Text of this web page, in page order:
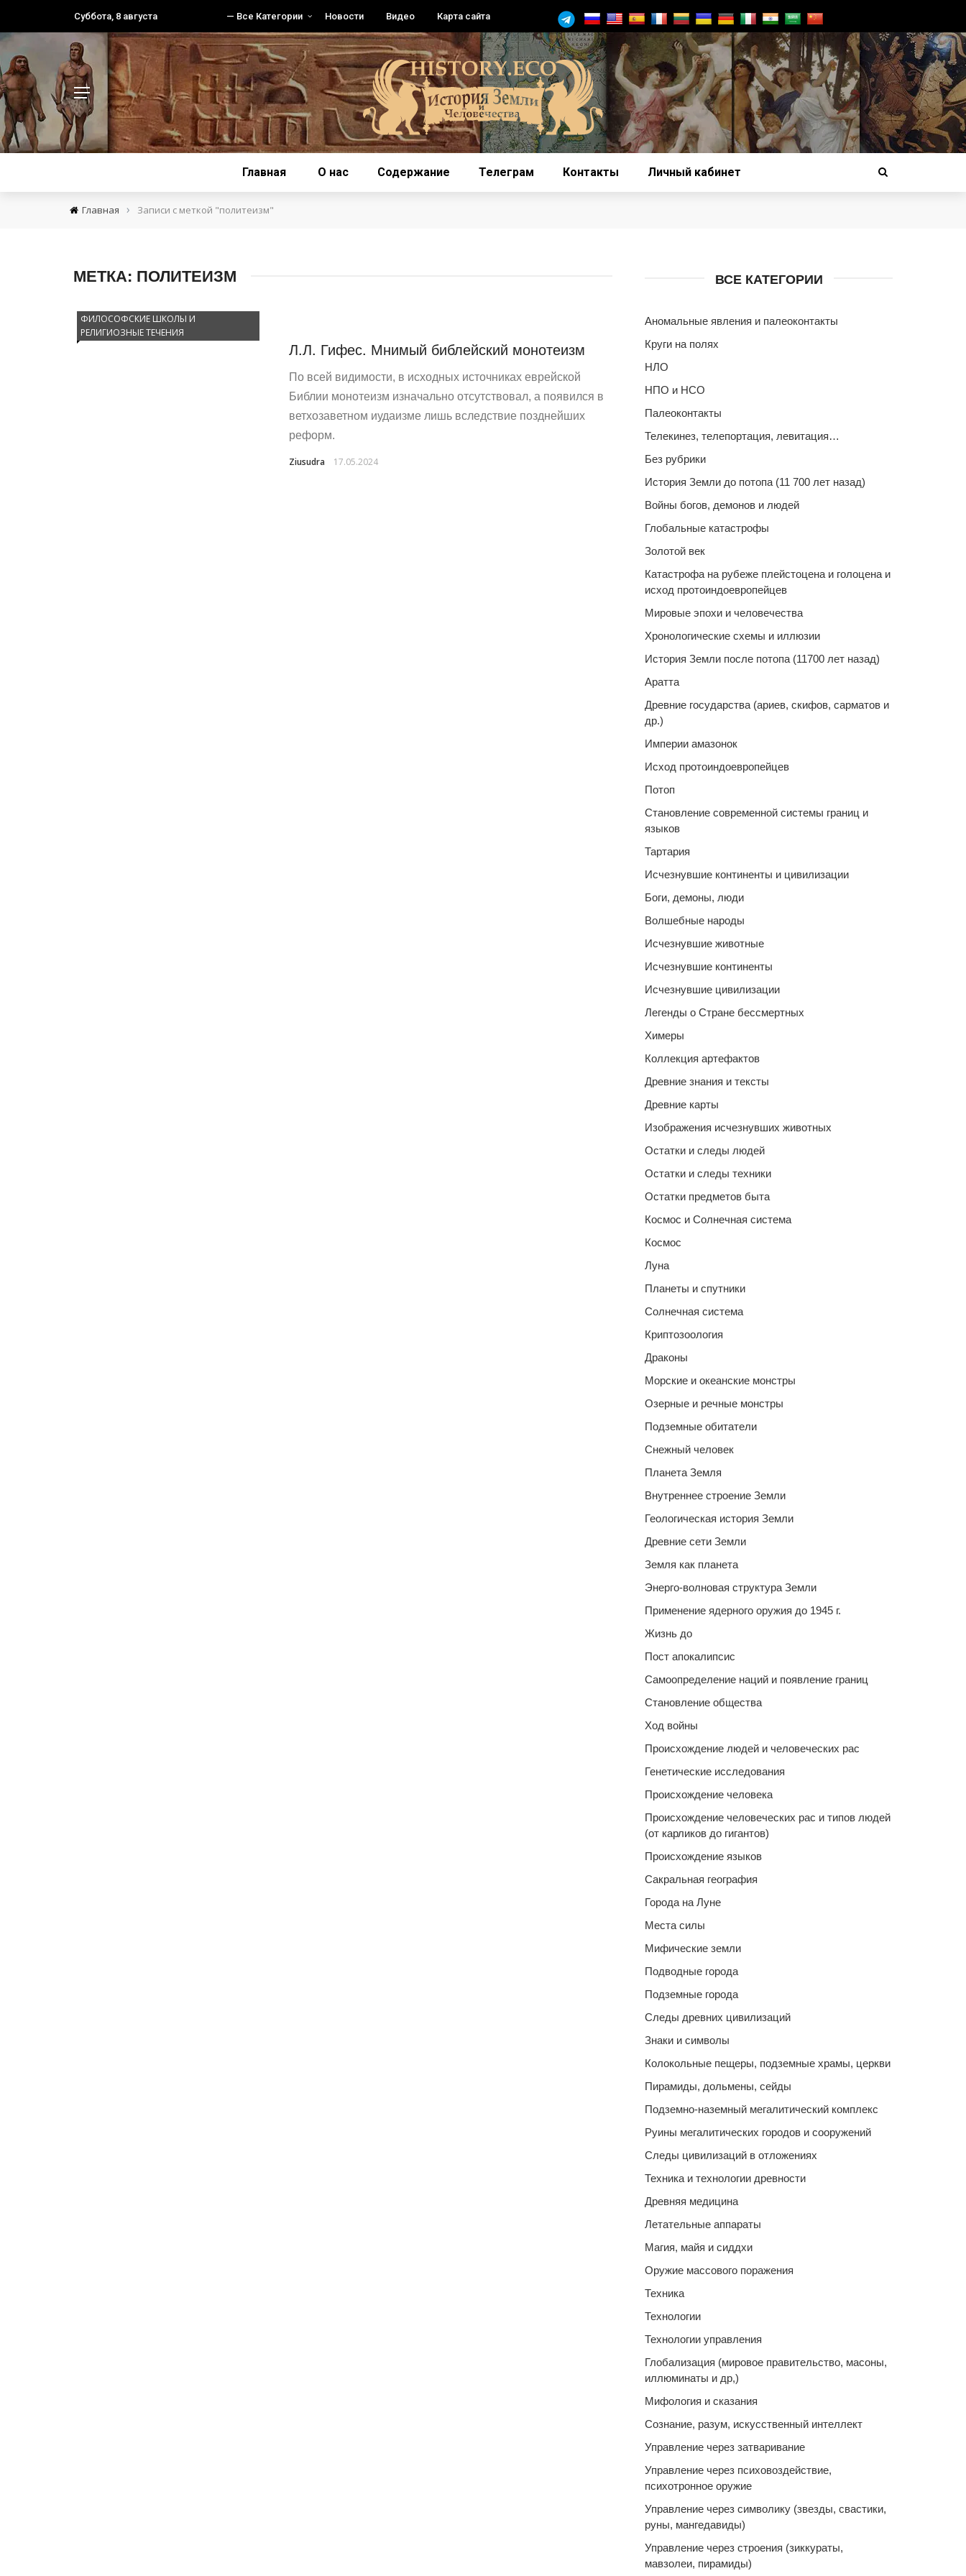
Суббота, 8 августа — Все Категории Новости Видео Карта сайта
Главная О нас Содержание Телеграм Контакты Личный кабинет
Главная › Записи с меткой "политеизм"
МЕТКА: ПОЛИТЕИЗМ
ФИЛОСОФСКИЕ ШКОЛЫ И
РЕЛИГИОЗНЫЕ ТЕЧЕНИЯ
Л.Л. Гифес. Мнимый библейский монотеизм
По всей видимости, в исходных источниках еврейской
Библии монотеизм изначально отсутствовал, а появился в
ветхозаветном иудаизме лишь вследствие позднейших
реформ.
Ziusudra 17.05.2024
ВСЕ КАТЕГОРИИ
Аномальные явления и палеоконтакты
Круги на полях
НЛО
НПО и НСО
Палеоконтакты
Телекинез, телепортация, левитация…
Без рубрики
История Земли до потопа (11 700 лет назад)
Войны богов, демонов и людей
Глобальные катастрофы
Золотой век
Катастрофа на рубеже плейстоцена и голоцена и
исход протоиндоевропейцев
Мировые эпохи и человечества
Хронологические схемы и иллюзии
История Земли после потопа (11700 лет назад)
Аратта
Древние государства (ариев, скифов, сарматов и
др.)
Империи амазонок
Исход протоиндоевропейцев
Потоп
Становление современной системы границ и
языков
Тартария
Исчезнувшие континенты и цивилизации
Боги, демоны, люди
Волшебные народы
Исчезнувшие животные
Исчезнувшие континенты
Исчезнувшие цивилизации
Легенды о Стране бессмертных
Химеры
Коллекция артефактов
Древние знания и тексты
Древние карты
Изображения исчезнувших животных
Остатки и следы людей
Остатки и следы техники
Остатки предметов быта
Космос и Солнечная система
Космос
Луна
Планеты и спутники
Солнечная система
Криптозоология
Драконы
Морские и океанские монстры
Озерные и речные монстры
Подземные обитатели
Снежный человек
Планета Земля
Внутреннее строение Земли
Геологическая история Земли
Древние сети Земли
Земля как планета
Энерго-волновая структура Земли
Применение ядерного оружия до 1945 г.
Жизнь до
Пост апокалипсис
Самоопределение наций и появление границ
Становление общества
Ход войны
Происхождение людей и человеческих рас
Генетические исследования
Происхождение человека
Происхождение человеческих рас и типов людей
(от карликов до гигантов)
Происхождение языков
Сакральная география
Города на Луне
Места силы
Мифические земли
Подводные города
Подземные города
Следы древних цивилизаций
Знаки и символы
Колокольные пещеры, подземные храмы, церкви
Пирамиды, дольмены, сейды
Подземно-наземный мегалитический комплекс
Руины мегалитических городов и сооружений
Следы цивилизаций в отложениях
Техника и технологии древности
Древняя медицина
Летательные аппараты
Магия, майя и сиддхи
Оружие массового поражения
Техника
Технологии
Технологии управления
Глобализация (мировое правительство, масоны,
иллюминаты и др,)
Мифология и сказания
Сознание, разум, искусственный интеллект
Управление через затваривание
Управление через психовоздействие,
психотронное оружие
Управление через символику (звезды, свастики,
руны, мангедавиды)
Управление через строения (зиккураты,
мавзолеи, пирамиды)